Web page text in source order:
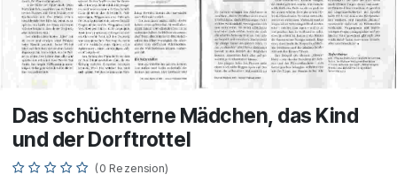
Das schüchterne Mädchen, das Kind
und der Dorftrottel
(0 Rezension)